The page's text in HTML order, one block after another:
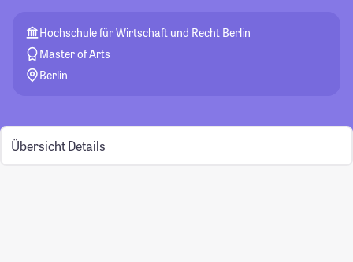
Hochschule für Wirtschaft und Recht Berlin
Master of Arts
Berlin
Übersicht Details